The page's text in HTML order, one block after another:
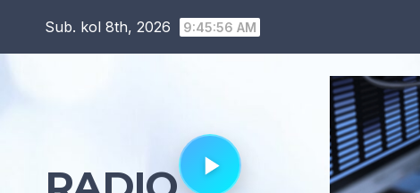
Sub. kol 8th, 2026 9:45:58 AM